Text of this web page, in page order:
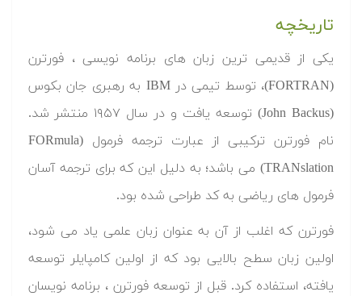
تاریخچه
یکی از قدیمی ترین زبان های برنامه نویسی ، فورترن
(FORTRAN)، توسط تیمی در IBM به رهبری جان بکوس
(John Backus) توسعه یافت و در سال ۱۹۵۷ منتشر شد.
نام فورترن ترکیبی از عبارت ترجمه فرمول (FORmula
TRANslation) می باشد؛ به دلیل این که برای ترجمه آسان
فرمول های ریاضی به کد طراحی شده بود.
فورترن که اغلب از آن به عنوان زبان علمی یاد می شود،
اولین زبان سطح بالایی بود که از اولین کامپایلر توسعه
یافته، استفاده کرد. قبل از توسعه فورترن ، برنامه نویسان